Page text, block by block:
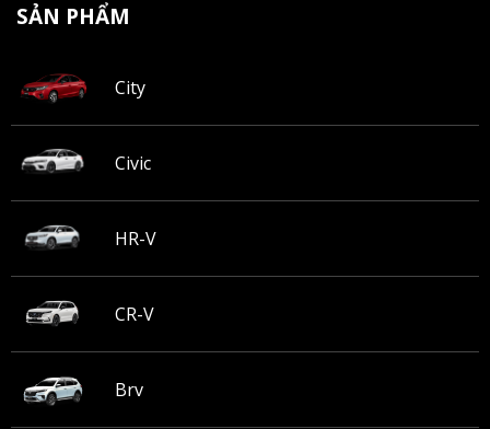
SẢN PHẨM
City
Civic
HR-V
CR-V
Brv